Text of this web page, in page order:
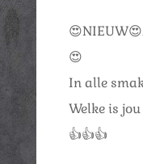
😍
In alle
Welke is jou
👍👍👍